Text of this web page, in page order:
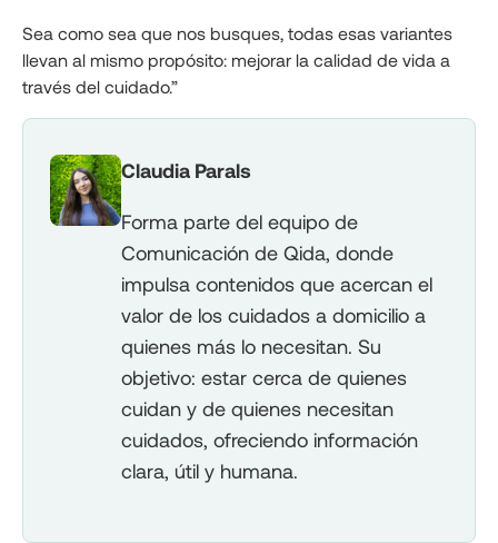
Sea como sea que nos busques, todas esas variantes
llevan al mismo propósito: mejorar la calidad de vida a
través del cuidado.”
Claudia Parals
Forma parte del equipo de
Comunicación de Qida, donde
impulsa contenidos que acercan el
valor de los cuidados a domicilio a
quienes más lo necesitan. Su
objetivo: estar cerca de quienes
cuidan y de quienes necesitan
cuidados, ofreciendo información
clara, útil y humana.